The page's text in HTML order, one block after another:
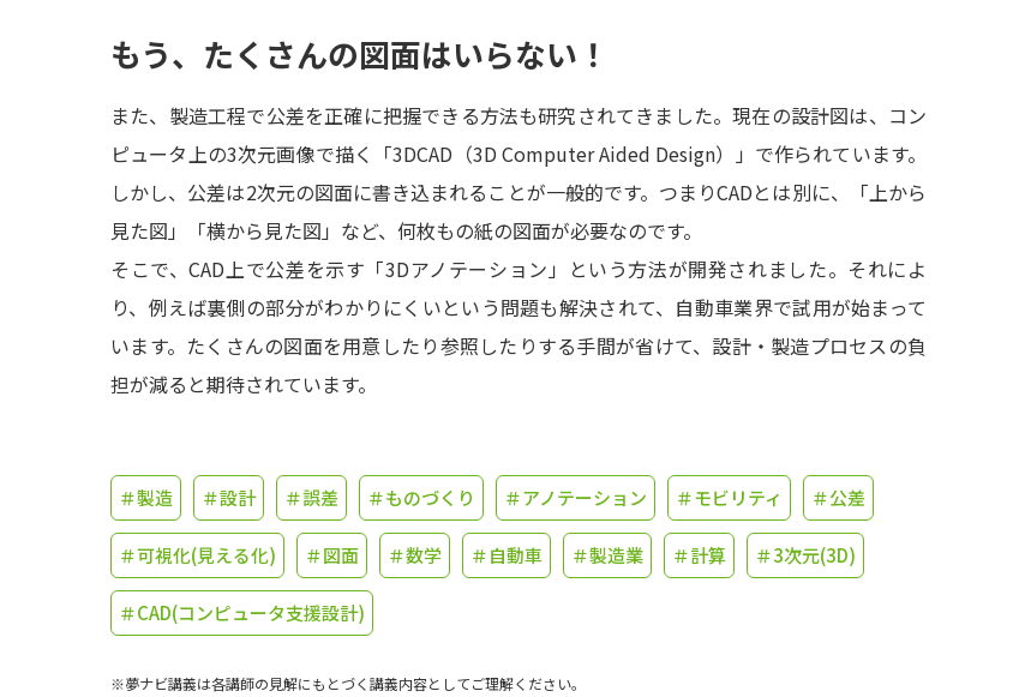
学問発見
学問のミニ講義「夢ナビ講義」
資料の料金のお支払いについて
個人情報取扱規定
もう、たくさんの図面はいらない！
また、製造工程で公差を正確に把握できる方法も研究されてきました。現在の設計図は、コン
ピュータ上の3次元画像で描く「3DCAD（3D Computer Aided Design）」で作られています。
しかし、公差は2次元の図面に書き込まれることが一般的です。つまりCADとは別に、「上から
見た図」「横から見た図」など、何枚もの紙の図面が必要なのです。
そこで、CAD上で公差を示す「3Dアノテーション」という方法が開発されました。それによ
り、例えば裏側の部分がわかりにくいという問題も解決されて、自動車業界で試用が始まって
います。たくさんの図面を用意したり参照したりする手間が省けて、設計・製造プロセスの負
担が減ると期待されています。
＃製造 ＃設計 ＃誤差 ＃ものづくり ＃アノテーション ＃モビリティ ＃公差
＃可視化(見える化) ＃図面 ＃数学 ＃自動車 ＃製造業 ＃計算 ＃3次元(3D)
＃CAD(コンピュータ支援設計)
※夢ナビ講義は各講師の見解にもとづく講義内容としてご理解ください。